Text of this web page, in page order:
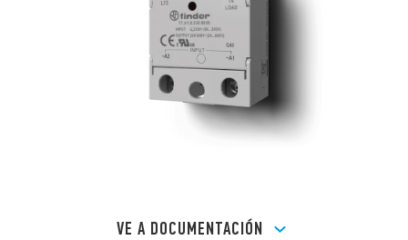
VE A DOCUMENTACIÓN